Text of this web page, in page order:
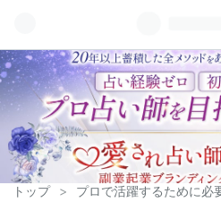
トップ > プロで活躍するために必